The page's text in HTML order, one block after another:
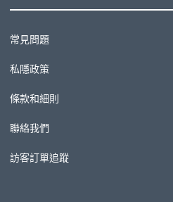
常見問題
私隱政策
條款和細則
聯絡我們
訪客訂單追蹤